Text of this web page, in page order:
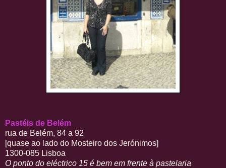
Pastéis de Belém
rua de Belém, 84 a 92
[quase ao lado do Mosteiro dos Jerónimos]
1300-085 Lisboa
O ponto do eléctrico 15 é bem em frente à pastelaria